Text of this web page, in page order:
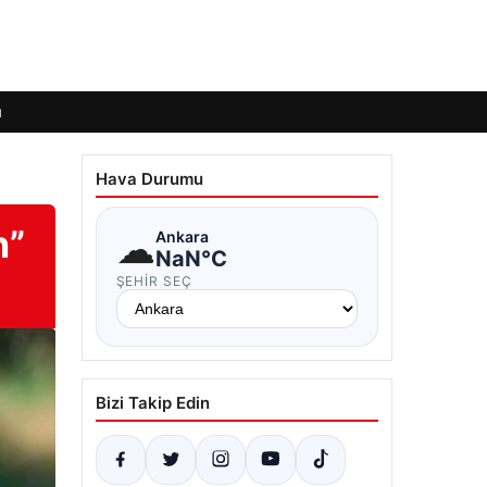
Hava Durumu
☁Ankara
NaN°C
ŞEHIR SEÇ
Bizi Takip Edin